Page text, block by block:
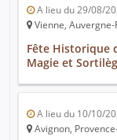
A lieu du 29/08/
Vienne, Auvergne-
Fête Historique
Magie et
A lieu du 10/10/
Avignon,